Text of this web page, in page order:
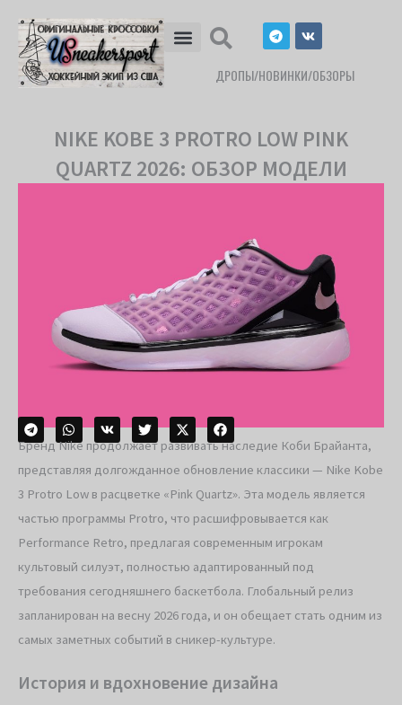
содержимому
T
e
l
e
g
V
k
ДРОПЫ/НОВИНКИ/ОБЗОРЫ
NIKE KOBE 3 PROTRO LOW PINK
QUARTZ 2026: ОБЗОР МОДЕЛИ
Бренд Nike продолжает развивать наследие Коби Брайанта,
представляя долгожданное обновление классики — Nike Kobe
3 Protro Low в расцветке «Pink Quartz». Эта модель является
частью программы Protro, что расшифровывается как
Performance Retro, предлагая современным игрокам
культовый силуэт, полностью адаптированный под
требования сегодняшнего баскетбола. Глобальный релиз
запланирован на весну 2026 года, и он обещает стать одним из
самых заметных событий в сникер-культуре.
История и вдохновение дизайна